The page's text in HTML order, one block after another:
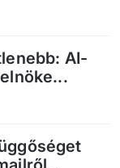
AI-